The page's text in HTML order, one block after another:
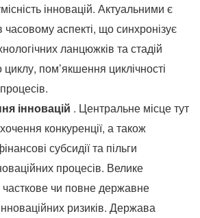
інновацій. Актуальними є
часовому аспекті, що синхронізує
ланцюжків та стадій
циклу, пом’якшення циклічності
інновацій . Центральне місце тут
конкуренції, а також
субсидії та пільги
процесів. Велике
чи повне державне
ризиків. Держава